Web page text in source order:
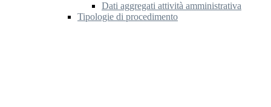
Dati aggregati attività amministrativa
Tipologie di procedimento